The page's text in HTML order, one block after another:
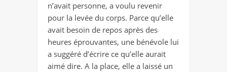
n’avait personne, a voulu revenir
pour la levée du corps. Parce qu’elle
avait besoin de repos après des
heures éprouvantes, une bénévole lui
a suggéré d’écrire ce qu’elle aurait
aimé dire. A la place, elle a laissé un